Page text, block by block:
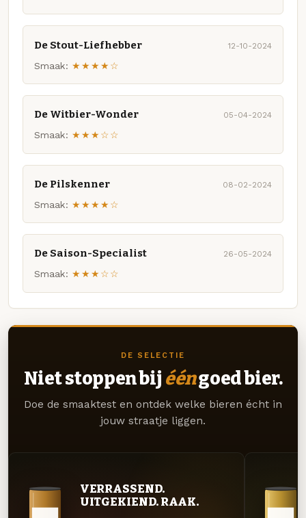
De Stout-Liefhebber 12-10-2024
Smaak: ★★★★☆
De Witbier-Wonder 05-04-2024
Smaak: ★★★☆☆
De Pilskenner 08-02-2024
Smaak: ★★★★☆
De Saison-Specialist 26-05-2024
Smaak: ★★★☆☆
DE SELECTIE
Niet stoppen bij ééngoed bier.
Doe de smaaktest en ontdek welke bieren écht in
jouw straatje liggen.
VERRASSEND.
UITGEKIEND. RAAK.